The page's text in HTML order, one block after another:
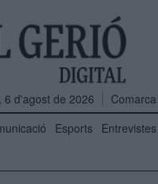
6 d'agost de 2026
Comarca
Esports Entrevistes